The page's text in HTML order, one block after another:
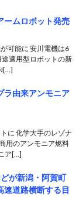
ームロボット発売
可能に 安川電機は6
適用型ロボットの新
ラ由来アンモニア
に 化学大手のレゾナ
用のアンモニア燃料
ア[…]
が新潟・阿賀町
速道路横断する目